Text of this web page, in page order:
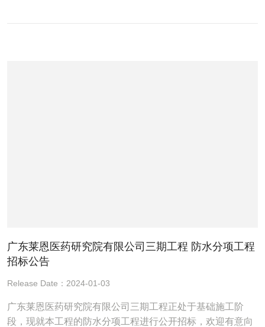
广东莱恩医药研究院有限公司三期工程 防水分项工程
招标公告
Release Date：2024-01-03
广东莱恩医药研究院有限公司三期工程正处于基础施工阶
段，现就本工程的防水分项工程进行公开招标，欢迎有意向